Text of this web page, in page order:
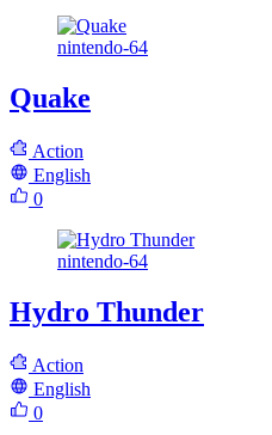
nintendo-64
Quake
Action
English
0
nintendo-64
Hydro Thunder
Action
English
0